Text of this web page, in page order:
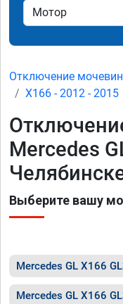
Отключение
X166 - 2012 - 2015
Mercedes
Выберите вашу
Mercedes GL X166
Mercedes GL X166